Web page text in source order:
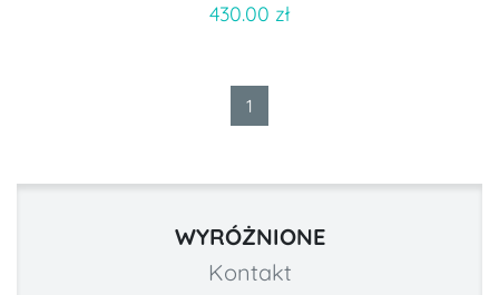
430.00 zł
1
WYRÓŻNIONE
Kontakt